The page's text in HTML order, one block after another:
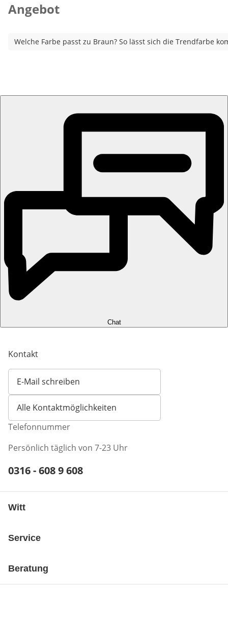
Angebot
Welche Farbe passt zu Braun? So lässt sich die Trendfarbe
Chat
Kontakt
E-Mail schreiben
Öffnet E-Mail-Client
Alle Kontaktmöglichkeiten
Telefonnummer
Persönlich täglich von 7-23 Uhr
Telefonnummer:
0316 - 608 9 608
Witt
Service
Beratung